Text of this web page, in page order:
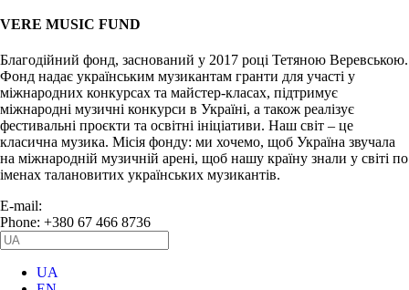
VERE MUSIC FUND
Благодійний фонд, заснований у 2017 році Тетяною Веревською.
Фонд надає українським музикантам гранти для участі у
міжнародних конкурсах та майстер-класах, підтримує
міжнародні музичні конкурси в Україні, а також реалізує
фестивальні проєкти та освітні ініціативи. Наш світ – це
класична музика. Місія фонду: ми хочемо, щоб Україна звучала
на міжнародній музичній арені, щоб нашу країну знали у світі по
іменах талановитих українських музикантів.
E-mail:
Phone: +380 67 466 8736
UA